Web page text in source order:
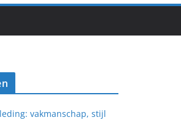
vakmanschap, stijl